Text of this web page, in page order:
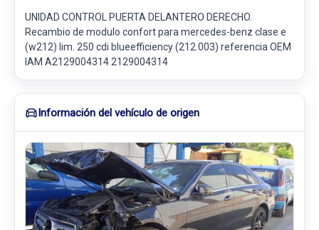
UNIDAD CONTROL PUERTA DELANTERO DERECHO.
Recambio de modulo confort para mercedes-benz clase e
(w212) lim. 250 cdi blueefficiency (212.003) referencia OEM
IAM A2129004314 2129004314
Información del vehículo de origen